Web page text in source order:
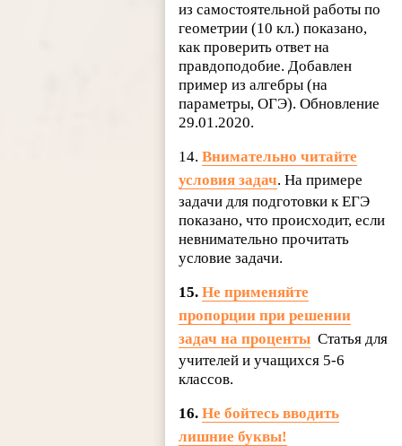
из самостоятельной работы по
геометрии (10 кл.) показано,
как проверить ответ на
правдоподобие. Добавлен
пример из алгебры (на
параметры, ОГЭ). Обновление
29.01.2020.
14.Внимательно читайте
условия задач. На примере
задачи для подготовки к ЕГЭ
показано, что происходит, если
невнимательно прочитать
условие задачи.
15.Не применяйте
пропорции при решении
задач на проценты Статья для
учителей и учащихся 5-6
классов.
16.Не бойтесь вводить
лишние буквы!